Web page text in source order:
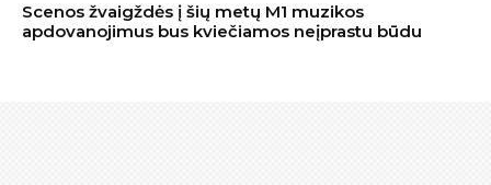
Scenos žvaigždės į šių metų M1 muzikos
apdovanojimus bus kviečiamos neįprastu būdu